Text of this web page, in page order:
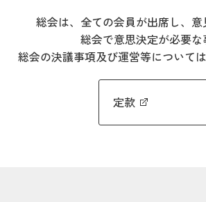
総会は、全ての会員が出席し、
総会で意思決定が必要な
総会の決議事項及び運営等について
定款